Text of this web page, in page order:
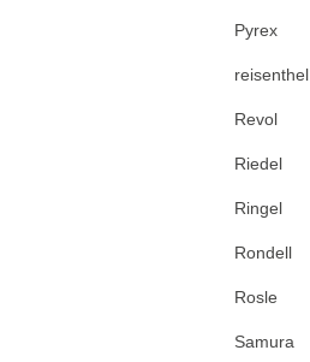
Pyrex
reisenthel
Revol
Riedel
Ringel
Rondell
Rosle
Samura